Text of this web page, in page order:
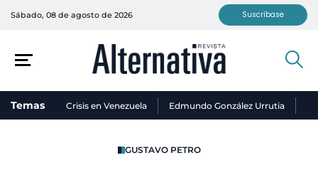
Sábado, 08 de agosto de 2026 Suscríbase
Temas Crisis en Venezuela Edmundo González Urrutia
GUSTAVO PETRO